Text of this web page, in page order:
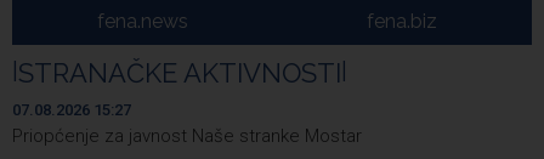
Duge kolone vozila na graničnim prelazim na izlazu iz
BiH
08:29
Deset zeničkih rudara četvrtu noć ostali u jami
Raspotočje
fena.news fena.biz
STRANAČKE AKTIVNOSTI
07.08.2026 15:27
Priopćenje za javnost Naše stranke Mostar